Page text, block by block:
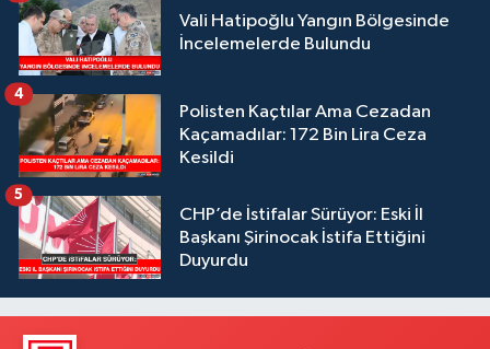
Vali Hatipoğlu Yangın Bölgesinde
İncelemelerde Bulundu
Polisten Kaçtılar Ama Cezadan
Kaçamadılar: 172 Bin Lira Ceza
Kesildi
4
CHP’de İstifalar Sürüyor: Eski İl
Başkanı Şirinocak İstifa Ettiğini
Duyurdu
5